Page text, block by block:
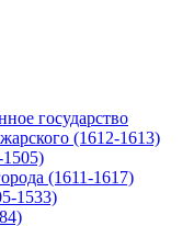
государство
(1612-1613)
(1611-1617)
1533)